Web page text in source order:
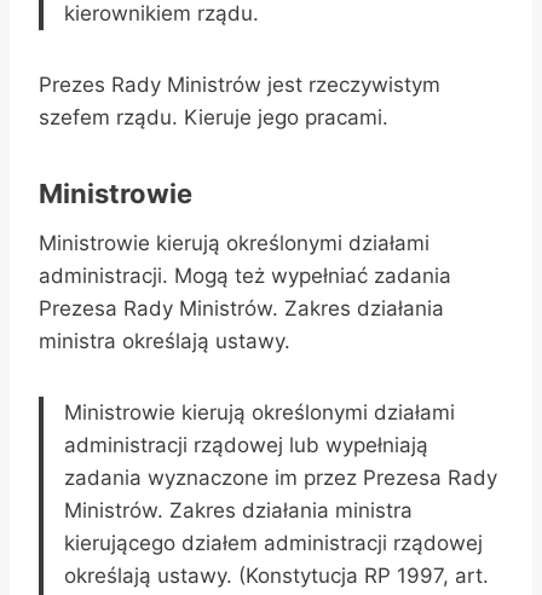
kierownikiem rządu.
Prezes Rady Ministrów jest rzeczywistym
szefem rządu. Kieruje jego pracami.
Ministrowie
Ministrowie kierują określonymi działami
administracji. Mogą też wypełniać zadania
Prezesa Rady Ministrów. Zakres działania
ministra określają ustawy.
Ministrowie kierują określonymi działami
administracji rządowej lub wypełniają
zadania wyznaczone im przez Prezesa Rady
Ministrów. Zakres działania ministra
kierującego działem administracji rządowej
określają ustawy. (Konstytucja RP 1997, art.